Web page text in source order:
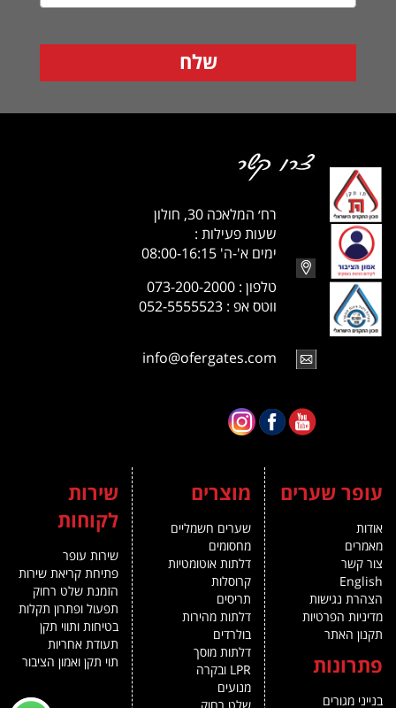
רח׳ המלאכה 30, חולון
שעות פעילות :
ימים א'-ה' 08:00-16:15
טלפון : 073-200-2000
ווטס אפ : 052-5555523
info@ofergates.com
עופר שערים
אודות
מאמרים
צור קשר
English
הצהרת נגישות
מדיניות הפרטיות
תקנון האתר
פתרונות
בנייני מגורים
מוצרים
שערים חשמליים
מחסומים
דלתות אוטומטיות
קרוסלות
תריסים
דלתות מהירות
בולרדים
דלתות מוסך
LPR ובקרה
מנועים
שירות
לקוחות
שירות עופר
פתיחת קריאת שירות
הזמנת שלט רחוק
תפעול ופתרון תקלות
בטיחות ותווי תקן
תעודת אחריות
תוי תקן ואמון הציבור